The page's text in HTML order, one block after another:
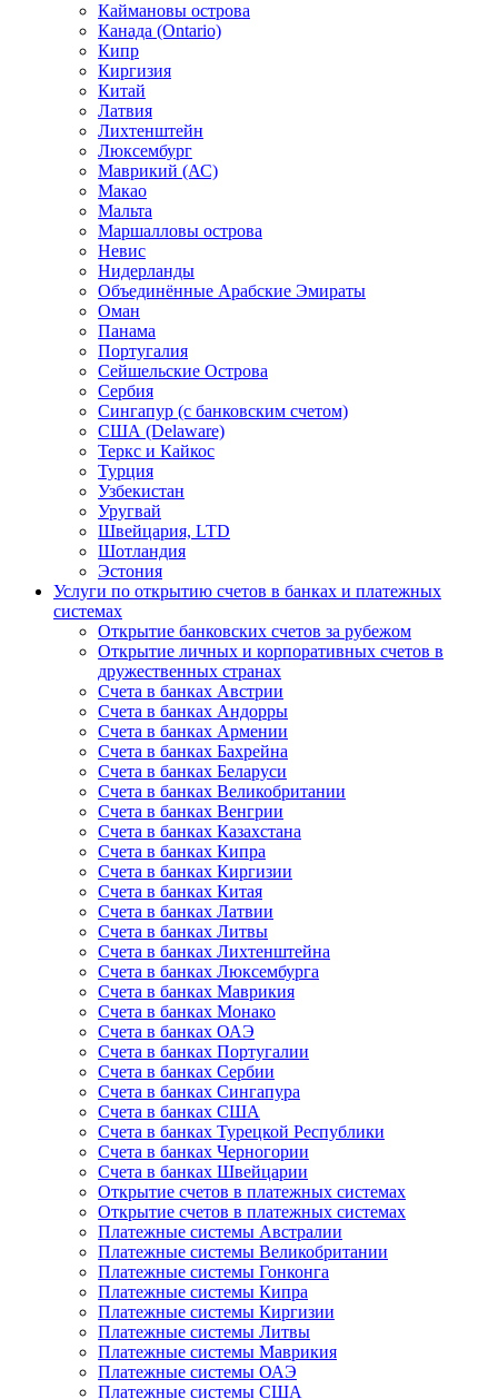
Каймановы острова
Канада (Ontario)
Кипр
Киргизия
Китай
Латвия
Лихтенштейн
Люксембург
Маврикий (АС)
Макао
Мальта
Маршалловы острова
Нeвис
Нидерланды
Объединённые Арабские Эмираты
Оман
Панама
Португалия
Сейшельские Острова
Сербия
Сингапур (c банковским счетом)
США (Delaware)
Теркс и Кайкос
Турция
Узбекистан
Уругвай
Швейцария, LTD
Шотландия
Эстония
Услуги по открытию счетов в банках и платежных
системах
Открытие банковских счетов за рубежом
Открытие личных и корпоративных счетов в
дружественных странах
Счета в банках Австрии
Счета в банках Андорры
Счета в банках Армении
Счета в банках Бахрейна
Счета в банках Беларуси
Счета в банках Великобритании
Счета в банках Венгрии
Счета в банках Казахстана
Счета в банках Кипра
Счета в банках Киргизии
Счета в банках Китая
Счета в банках Латвии
Счета в банках Литвы
Счета в банках Лихтенштейна
Счета в банках Люксембурга
Счета в банках Маврикия
Счета в банках Монако
Счета в банках ОАЭ
Счета в банках Португалии
Счета в банках Сербии
Счета в банках Сингапура
Счета в банках США
Счета в банках Турецкой Республики
Счета в банках Черногории
Счета в банках Швейцарии
Открытие счетов в платежных системах
Открытие счетов в платежных системах
Платежные системы Австралии
Платежные системы Великобритании
Платежные системы Гонконга
Платежные системы Кипра
Платежные системы Киргизии
Платежные системы Литвы
Платежные системы Маврикия
Платежные системы ОАЭ
Платежные системы США